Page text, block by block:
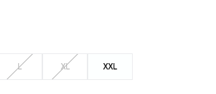
L XL XXL